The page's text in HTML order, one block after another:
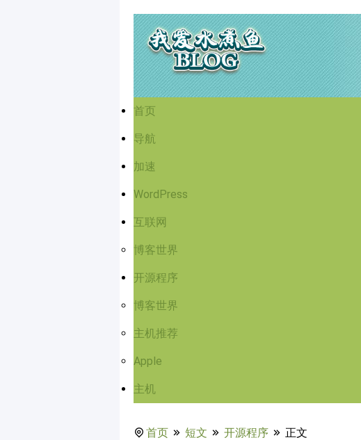
首页
导航
加速
WordPress
互联网
博客世界
开源程序
博客世界
主机推荐
Apple
主机
首页 短文 开源程序 正文